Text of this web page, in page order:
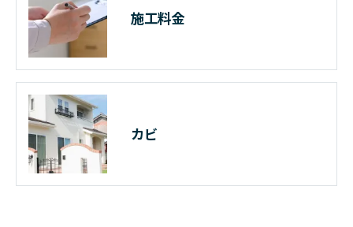
施工料金
カビ